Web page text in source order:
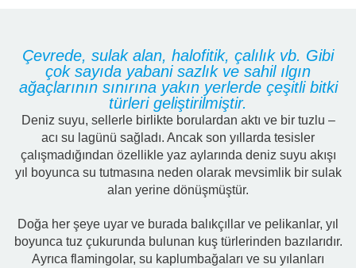
Çevrede, sulak alan, halofitik, çalılık vb. Gibi
çok sayıda yabani sazlık ve sahil ılgın
ağaçlarının sınırına yakın yerlerde çeşitli bitki
türleri geliştirilmiştir.
Deniz suyu, sellerle birlikte borulardan aktı ve bir tuzlu –
acı su lagünü sağladı. Ancak son yıllarda tesisler
çalışmadığından özellikle yaz aylarında deniz suyu akışı
yıl boyunca su tutmasına neden olarak mevsimlik bir sulak
alan yerine dönüşmüştür.
Doğa her şeye uyar ve burada balıkçıllar ve pelikanlar, yıl
boyunca tuz çukurunda bulunan kuş türlerinden bazılarıdır.
Ayrıca flamingolar, su kaplumbağaları ve su yılanları